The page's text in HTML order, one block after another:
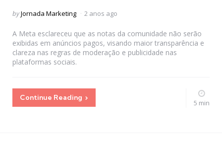
Posted
byJornada Marketing 2 anos ago
A Meta esclareceu que as notas da comunidade não serão
exibidas em anúncios pagos, visando maior transparência e
clareza nas regras de moderação e publicidade nas
plataformas sociais.
Continue Reading
5 min